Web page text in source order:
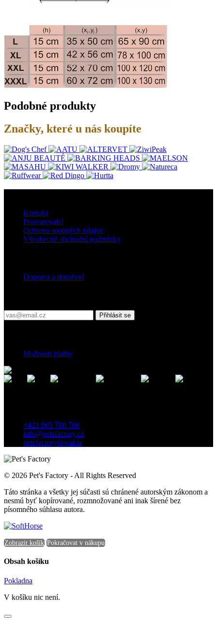
Podobné produkty
Značky, které u nás koupíte
Kontakt
Provozovatel
Ochrana osobných údajov
Všeobecné obchodní podmínky
Doprava a doručení
Přihlásit se
Možnosti platby
+421 905 780 760
info@petsfactory.cz
petsfactoryslovakia
© 2026 Pet's Factory - All Rights Reserved
Táto stránka a všetky jej súčasti sú chránené autorským zákonom a
nesmú byť kopírované, rozmnožované ani inak šírené bez
písomného súhlasu autora.
Zobrazit košík Pokračovat v nákupu
Obsah košíku
Pokladna
V košíku nic není.